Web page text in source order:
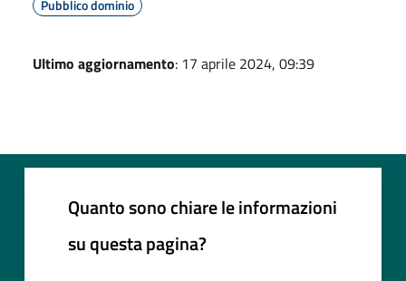
Pubblico dominio
Ultimo aggiornamento: 17 aprile 2024, 09:39
Quanto sono chiare le informazioni
su questa pagina?